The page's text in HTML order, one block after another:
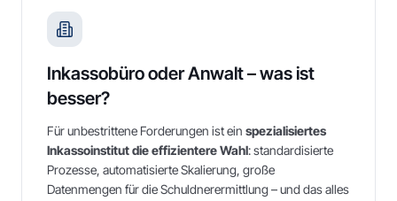
Inkassobüro oder Anwalt – was ist
besser?
Für unbestrittene Forderungen ist ein spezialisiertes
Inkassoinstitut die effizientere Wahl: standardisierte
Prozesse, automatisierte Skalierung, große
Datenmengen für die Schuldnerermittlung – und das alles